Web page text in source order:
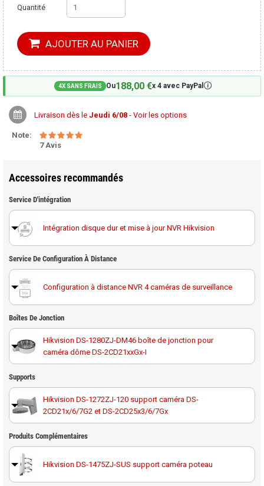
Quantité
AJOUTER AU PANIER
4X SANS FRAIS Ou188,00 €x 4 avec PayPal🛈
Livraison dès le Jeudi 6/08 - Voir les options
Note:
7 Avis
Accessoires recommandés
Service D'intégration
Intégration disque dur et mise à jour NVR Hikvision
Service De Configuration À Distance
Configuration à distance NVR 4 caméras de surveillance
Boîtes De Jonction
Hikvision DS-1280ZJ-DM46 boîte de jonction pour
caméra dôme DS-2CD21xxGx-I
Supports
Hikvision DS-1272ZJ-120 support caméra DS-
2CD21x/6/7G2 et DS-2CD25x3/6/7Gx
Hikvision DS-1272ZJ-120B support avec boîte de
jonction pour caméra DS-2CD2xx6/7G2
Hikvision DS-1271ZJ-120 support plafond pour caméra
dôme
Produits Complémentaires
Hikvision DS-1475ZJ-SUS support caméra poteau